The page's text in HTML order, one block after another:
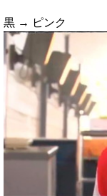
黒 → ピンク